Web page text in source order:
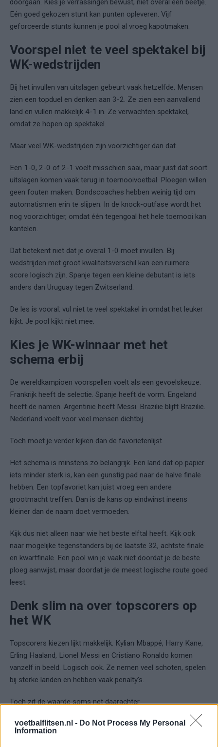
voetbalflitsen.nl - Do Not Process My Personal
Information
doorgaan. Kies je verrassingen bewust, niet overal een beetje.
Eén goed gekozen stunt kan punten opleveren. Vijf
geforceerde stunts kunnen je pool al vroeg kapotmaken.
Voorspel niet te veel spektakel bij
WK-wedstrijden
Bij het invullen van uitslagen gebeurt vaak hetzelfde. Mensen
zien een topduel en denken aan 3-2. Ze zien een aanvallend
land en vullen makkelijk 4-1 in. Ze verwachten spektakel,
omdat ze hopen op spektakel.
Maar veel WK-wedstrijden zijn voorzichtiger dan dat.
Een 1-0, 2-0 of 2-1 voelt misschien saai, maar juist dat soort
uitslagen komen vaak terug in toernooivoetbal. Ploegen willen
geen fouten maken. Bondscoaches hebben weinig tijd om
automatismen erin te slijpen. In de knock-outfase wordt het
nog voorzichtiger, omdat één tegengoal het hele toernooi kan
kantelen.
Dat betekent niet dat je overal 1-0 moet invullen. Bij
wedstrijden met groot kwaliteitsverschil kan een ruimere
score logisch zijn. Spanje tegen een kleine debutant is iets
anders dan Uruguay tegen Zwitserland.
De les is vooral: vul niet te veel spektakel in omdat het leuker
kijkt. Je pool kijkt niet mee.
Kies je WK-winnaar met het
schema erbij
De wereldkampioen voorspellen voelt als een gevoelskeuze.
Frankrijk heeft de selectie. Spanje heeft de vorm. Engeland
heeft de namen. Argentinië heeft Messi. Brazilië blijft Brazilië.
Nederland voelt voor veel mensen dichtbij.
Toch moet je verder kijken dan de favorietenlijst.
Het schema is minstens zo belangrijk. Een land dat op papier
iets minder sterk is, kan een gunstig pad naar de halve finale
hebben. Een topfavoriet kan juist vroeg een andere
grootmacht treffen. Dan is de kans op eindwinst ineens
kleiner dan de naam doet vermoeden.
Kijk dus niet alleen naar wie het beste elftal heeft. Kijk ook
naar mogelijke tegenstanders bij de laatste 32, achtste finale
en kwartfinale. Een pool win je vaak niet doordat je de beste
ploeg aanwijst, maar doordat je de meest logische route goed
leest.
Denk slim na over topscorers op
het WK
Topscorers kiezen lijkt makkelijk. Kylian Mbappé, Harry Kane,
Erling Haaland, Lionel Messi en Cristiano Ronaldo komen
vanzelf in beeld. Logisch ook. Ze nemen veel schoten, spelen
bij sterke landen en hebben vaak penalty’s.
Toch zit de waarde soms net daarachter.
Kijk naar spelers die penalty’s nemen. Kijk naar aanvallers in
een makkelijke poule. Kijk naar middenvelders die vaak in de